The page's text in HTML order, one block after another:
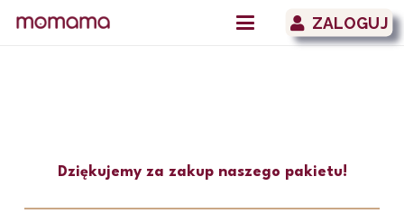
ZALOGUJ
Dziękujemy za zakup naszego pakietu!